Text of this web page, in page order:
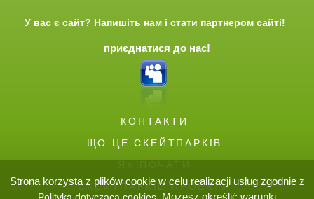
У вас є сайт? Напишіть нам і стати партнером сайті!
приєднатися до нас!
КОНТАКТИ
ЩО ЦЕ СКЕЙТПАРКІВ
СКЕЙТПАРКІВ ПРОЕКТИ
Strona korzysta z plików cookie w celu realizacji usług zgodnie z
. Możesz określić warunki